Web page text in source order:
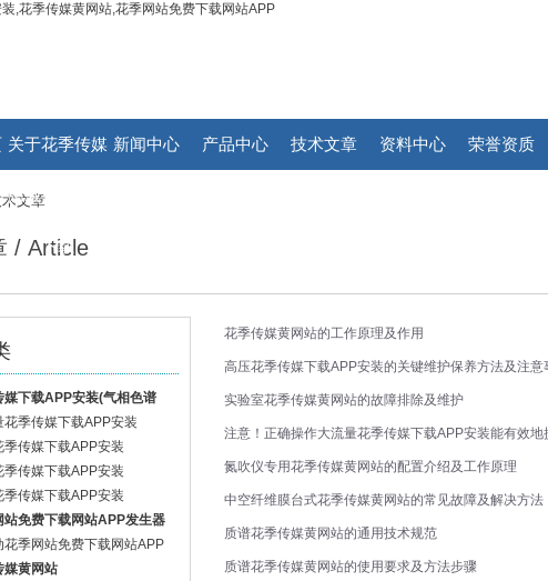
,花季传媒黄网站,花季网站免费下载网站APP
关于花季传媒
隐藏入口网站
下载
新闻中心 产品中心 技术文章 资料中心 荣誉资质
文章
/ Article
媒下载APP安装(气相色谱
花季传媒下载APP安装
季传媒下载APP安装
季传媒下载APP安装
季传媒下载APP安装
站免费下载网站APP发生器
花季网站免费下载网站APP
媒黄网站
花季传媒黄网站的工作原理及作用
高压花季传媒下载APP安装的关键维护保养方法及注意
实验室花季传媒黄网站的故障排除及维护
注意！正确操作大流量花季传媒下载APP安装能有效
氮吹仪专用花季传媒黄网站的配置介绍及工作原理
中空纤维膜台式花季传媒黄网站的常见故障及解决方法
质谱花季传媒黄网站的通用技术规范
质谱花季传媒黄网站的使用要求及方法步骤